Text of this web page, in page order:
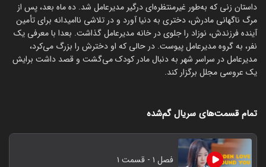
‏داستان زنی که به‌طور غیرمنتظره‌ای درگیر مدیرعامل شد. ده ماه بعد، پس از
مرگ ناگهانی مادرش، دختری به دنیا آورد و در تلاشی ناامیدانه برای تأمین
آینده فرزندش، نوزاد را جلوی در خانه مدیرعامل گذاشت. بعدا با معرفی یک
نفر، به گروه مدیرعامل پیوست. در حالی که او دخترش را بزرگ می‌کرد،
مدیرعامل در سراسر شهر به دنبال مادر کودک می‌گشت و قصد داشت برایش
یک عروسی مجلل برگزار کند.
تمام قسمت‌های سریال گم‌شده
فصل ۱ - قسمت ۱